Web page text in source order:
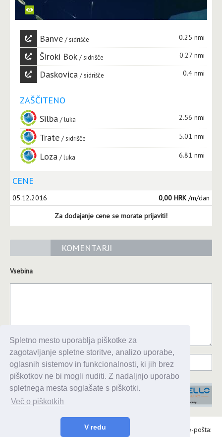
Spletno mesto uporablja piškotke za
zagotavljanje spletne storitve, analizo uporabe,
oglasnih sistemov in funkcionalnosti, ki jih brez
piškotkov ne bi mogli nuditi. Z nadaljnjo uporabo
spletnega mesta soglašate s piškotki.
Več o piškotkih
V redu
Banve sidrišče 0.25 nmi
Široki Bok sidrišče 0.27 nmi
Daskovica sidrišče 0.4 nmi
ZAŠČITENO
Silba
luka 2.56 nmi
Trate sidrišče 5.01 nmi
Loza luka 6.81 nmi
CENE
05.12.2016 0,00 HRK/m/dan
Za dodajanje cene se morate prijaviti!
KOMENTARJI
Vsebina
Alaris d.o.o., Topniška 14, Ljubljana, Tel.: 031 303 086, e-pošta: